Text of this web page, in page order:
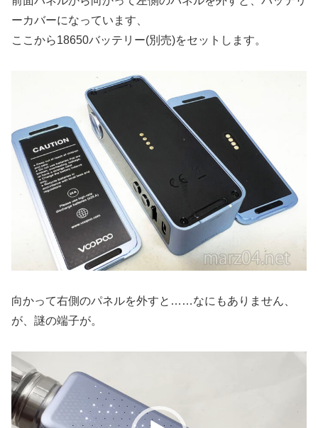
ーカバーになっています、
ここから18650バッテリー(別売)をセットします。
向かって右側のパネルを外すと……なにもありません、
が、謎の端子が。
動
画
プ
レ